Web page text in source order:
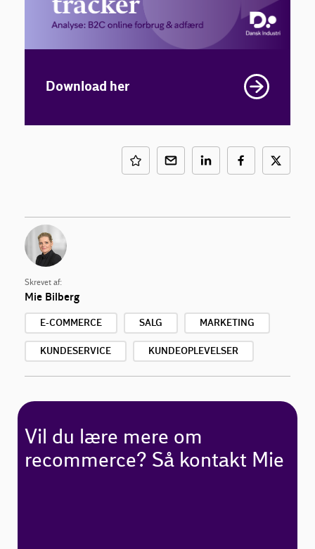
Download her
Skrevet af:
Mie Bilberg
E-COMMERCE SALG MARKETING
KUNDESERVICE KUNDEOPLEVELSER
Vil du lære mere om
recommerce? Så kontakt Mie